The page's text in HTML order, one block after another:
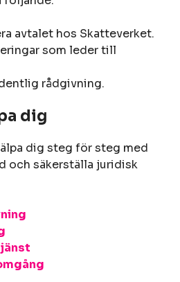
avtalet hos Skatteverket.
som leder till
rådgivning.
dig
dig steg för steg med
och säkerställa juridisk